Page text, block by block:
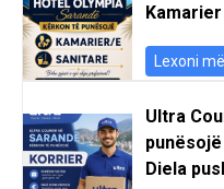
Lexoni
Ultra
Diela